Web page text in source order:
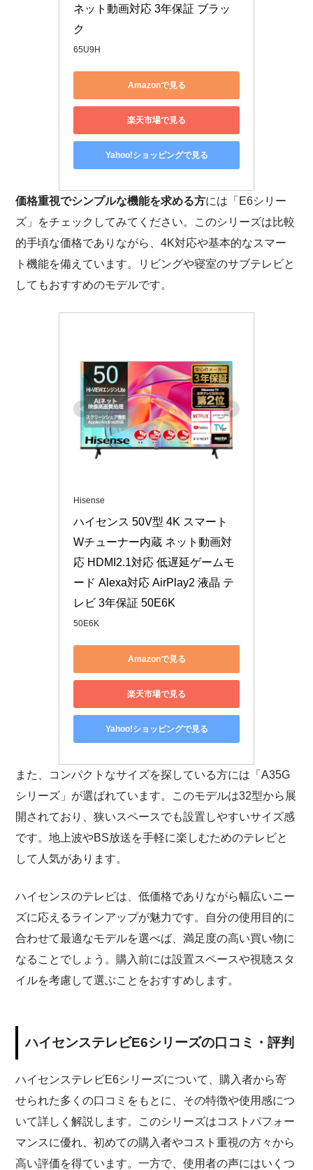
ネット動画対応 3年保証 ブラッ
ク
65U9H
Amazonで見る
楽天市場で見る
Yahoo!ショッピングで見る
価格重視でシンプルな機能を求める方には「E6シリー
ズ」をチェックしてみてください。このシリーズは比較
的手頃な価格でありながら、4K対応や基本的なスマー
ト機能を備えています。リビングや寝室のサブテレビと
してもおすすめのモデルです。
Hisense
ハイセンス 50V型 4K スマート
Wチューナー内蔵 ネット動画対
応 HDMI2.1対応 低遅延ゲームモ
ード Alexa対応 AirPlay2 液晶 テ
レビ 3年保証 50E6K
50E6K
Amazonで見る
楽天市場で見る
Yahoo!ショッピングで見る
また、コンパクトなサイズを探している方には「A35G
シリーズ」が選ばれています。このモデルは32型から展
開されており、狭いスペースでも設置しやすいサイズ感
です。地上波やBS放送を手軽に楽しむためのテレビと
して人気があります。
ハイセンスのテレビは、低価格でありながら幅広いニー
ズに応えるラインアップが魅力です。自分の使用目的に
合わせて最適なモデルを選べば、満足度の高い買い物に
なることでしょう。購入前には設置スペースや視聴スタ
イルを考慮して選ぶことをおすすめします。
ハイセンステレビE6シリーズの口コミ・評判
ハイセンステレビE6シリーズについて、購入者から寄
せられた多くの口コミをもとに、その特徴や使用感につ
いて詳しく解説します。このシリーズはコストパフォー
マンスに優れ、初めての購入者やコスト重視の方々から
高い評価を得ています。一方で、使用者の声にはいくつ